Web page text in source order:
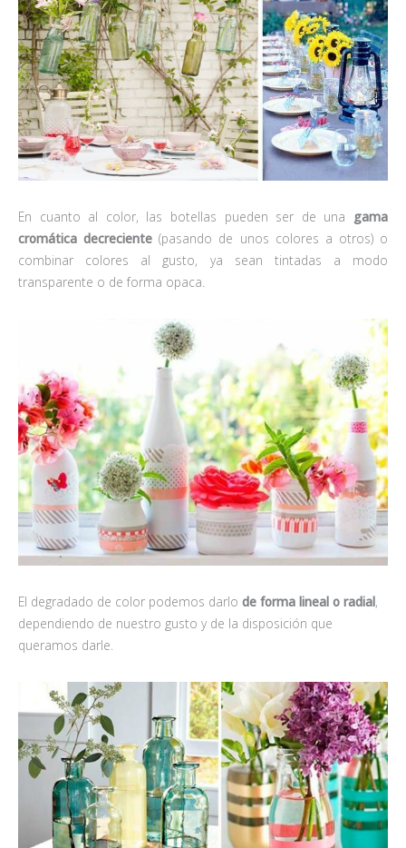
En cuanto al color, las botellas pueden ser de una gama
cromática decreciente (pasando de unos colores a otros) o
combinar colores al gusto, ya sean tintadas a modo
transparente o de forma opaca.
El degradado de color podemos darlo de forma lineal o radial,
dependiendo de nuestro gusto y de la disposición que
queramos darle.